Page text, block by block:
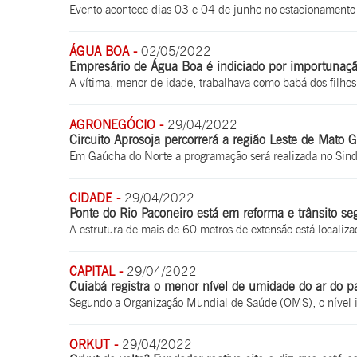
Evento acontece dias 03 e 04 de junho no
ÁGUA BOA - 02/05/2022
Empresário de Água Boa é indiciado por
A vítima, menor de idade, trabalhava como babá dos
AGRONEGÓCIO - 29/04/2022
Circuito Aprosoja percorrerá a região Leste de Mato
Em Gaúcha do Norte a programação será realizada no
CIDADE - 29/04/2022
Ponte do Rio Paconeiro está em reforma e trânsito
A estrutura de mais de 60 metros de extensão está
CAPITAL - 29/04/2022
Cuiabá registra o menor nível de umidade do ar do
Segundo a Organização Mundial de Saúde (OMS), o
ORKUT - 29/04/2022